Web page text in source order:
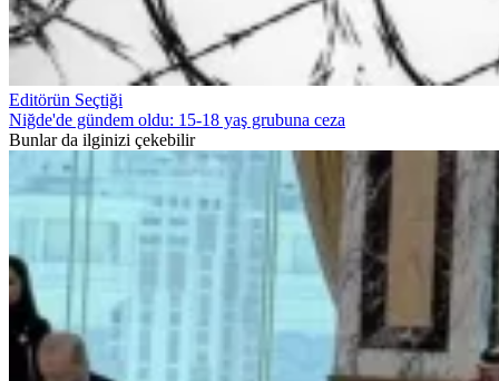
Editörün Seçtiği
Niğde'de gündem oldu: 15-18 yaş grubuna ceza
Bunlar da ilginizi çekebilir